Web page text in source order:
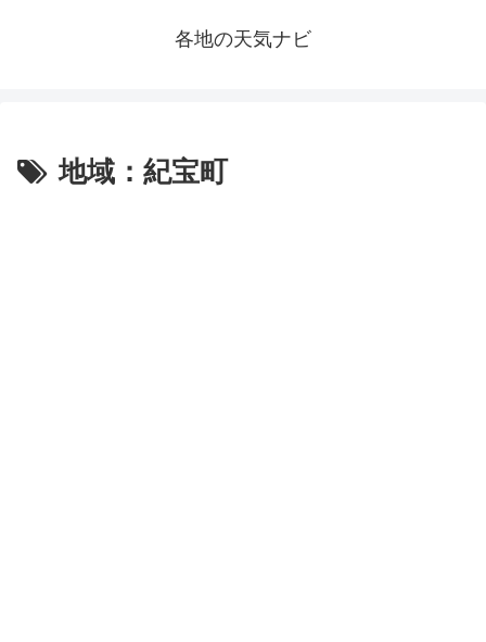
各地の天気ナビ
地域：紀宝町